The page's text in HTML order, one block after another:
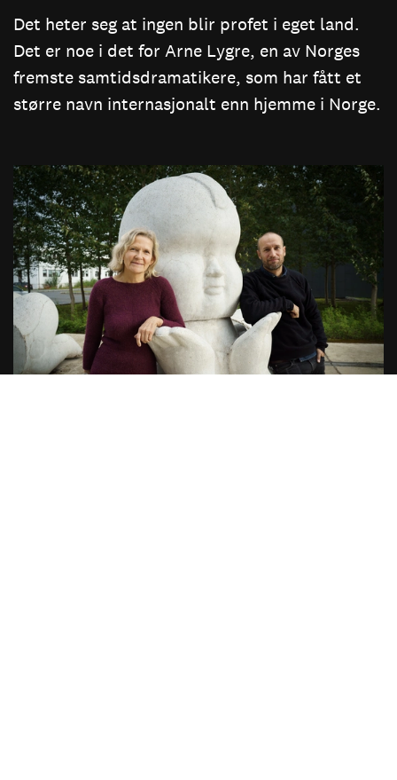
Det heter seg at ingen blir profet i eget land.
Det er noe i det for Arne Lygre, en av Norges
fremste samtidsdramatikere, som har fått et
større navn internasjonalt enn hjemme i Norge.